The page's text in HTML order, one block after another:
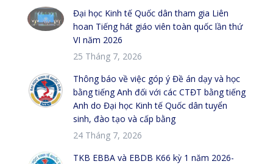
Đại học Kinh tế Quốc dân tham gia Liên
hoan Tiếng hát giáo viên toàn quốc lần thứ
VI năm 2026
25 Tháng 7, 2026
Thông báo về việc góp ý Đề án dạy và học
bằng tiếng Anh đối với các CTĐT bằng tiếng
Anh do Đại học Kinh tế Quốc dân tuyển
sinh, đào tạo và cấp bằng
24 Tháng 7, 2026
TKB EBBA và EBDB K66 kỳ 1 năm 2026-